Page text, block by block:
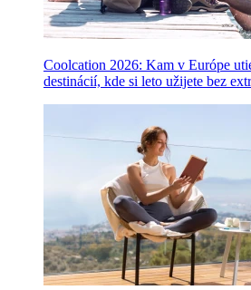
Coolcation 2026: Kam v Európe
destinácií, kde si leto užijete bez